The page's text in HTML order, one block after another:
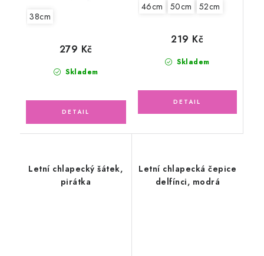
38cm
Skladem
279 Kč
46cm 50cm 52cm
Skladem
219 Kč
Letní chlapecký šátek,
pirátka
Letní chlapecká čepice
delfínci, modrá